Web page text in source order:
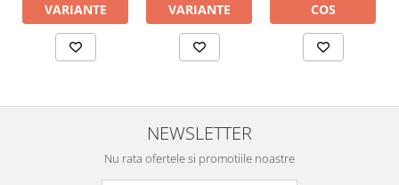
VARIANTE
VARIANTE
COS
NEWSLETTER
Nu rata ofertele si promotiile noastre